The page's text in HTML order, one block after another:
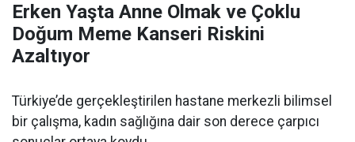
Erken Yaşta Anne Olmak ve Çoklu
Doğum Meme Kanseri Riskini
Azaltıyor
Türkiye’de gerçekleştirilen hastane merkezli bilimsel
bir çalışma, kadın sağlığına dair son derece çarpıcı